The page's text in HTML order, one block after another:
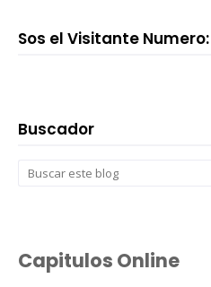
Sos el Visitante Numero:
Buscador
Capitulos Online